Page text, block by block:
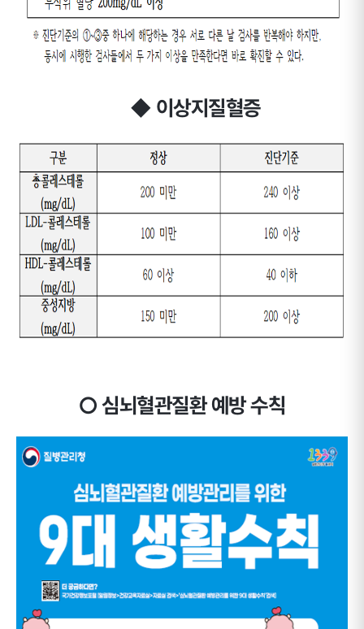
◆ 이상지질혈증
○ 심뇌혈관질환 예방 수칙